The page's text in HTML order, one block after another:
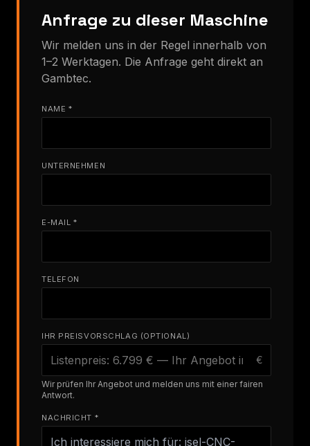
Anfrage zu dieser Maschine
Wir melden uns in der Regel innerhalb von
1–2 Werktagen. Die Anfrage geht direkt an
Gambtec.
NAME *
UNTERNEHMEN
E-MAIL *
TELEFON
IHR PREISVORSCHLAG (OPTIONAL)
€
Wir prüfen Ihr Angebot und melden uns mit einer fairen
Antwort.
NACHRICHT *